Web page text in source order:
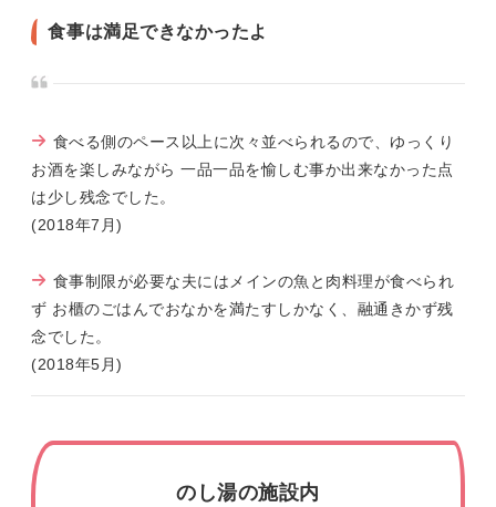
食事は満足できなかったよ
食べる側のペース以上に次々並べられるので、ゆっくり
お酒を楽しみながら 一品一品を愉しむ事か出来なかった点
は少し残念でした。
(2018年7月)
食事制限が必要な夫にはメインの魚と肉料理が食べられ
ず お櫃のごはんでおなかを満たすしかなく、融通きかず残
念でした。
(2018年5月)
のし湯の施設内